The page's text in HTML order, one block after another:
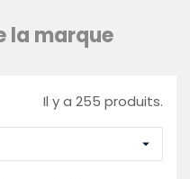
la marque
Il y a 255 produits.
